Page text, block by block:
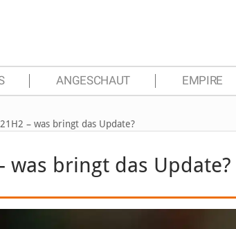
ANGESCHAUT EMPIRE
– was bringt das Update?
was bringt das Update?